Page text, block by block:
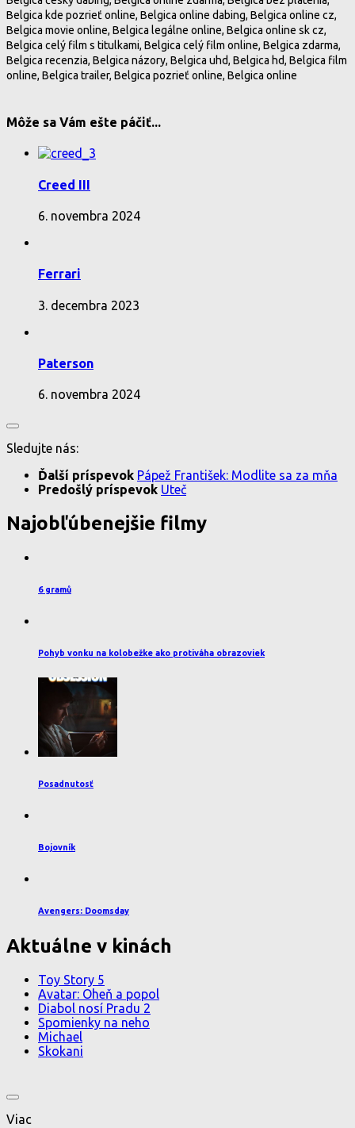
Belgica kde pozrieť online, Belgica online dabing, Belgica online cz,
Belgica movie online, Belgica legálne online, Belgica online sk cz,
Belgica celý film s titulkami, Belgica celý film online, Belgica zdarma,
Belgica recenzia, Belgica názory, Belgica uhd, Belgica hd, Belgica film
online, Belgica trailer, Belgica pozrieť online, Belgica online
Môže sa Vám ešte páčiť...
Creed III
6. novembra 2024
Ferrari
3. decembra 2023
Paterson
6. novembra 2024
Sledujte nás:
Ďalší príspevok Pápež František: Modlite sa za mňa
Predošlý príspevok Uteč
Najobľúbenejšie filmy
6 gramů
Pohyb vonku na kolobežke ako protiváha obrazoviek
Posadnutosť
Bojovník
Avengers: Doomsday
Aktuálne v kinách
Toy Story 5
Avatar: Oheň a popol
Diabol nosí Pradu 2
Spomienky na neho
Michael
Skokani
Viac